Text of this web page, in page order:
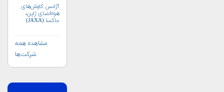
آژانس کاوش‌های
هوافضای ژاپن،
جاکسا (JAXA)
مشاهده همه
شرکت‌ها